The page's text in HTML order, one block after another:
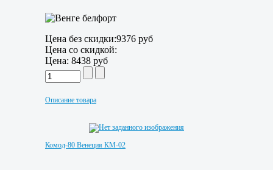
Цена без скидки:9376 руб
Цена со скидкой:
Цена: 8438 руб
Описание товара
Комод-80 Венеция КМ-02